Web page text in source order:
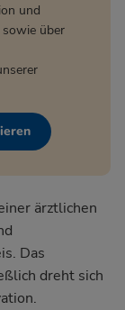
und
über
ärztlichen
Das
dreht sich